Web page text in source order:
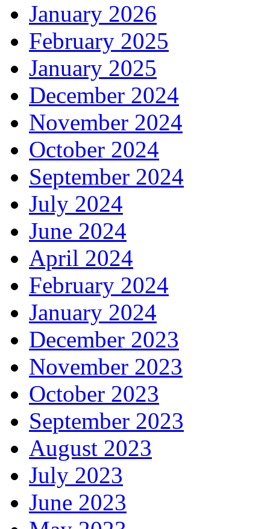
January 2026
February 2025
January 2025
December 2024
November 2024
October 2024
September 2024
July 2024
June 2024
April 2024
February 2024
January 2024
December 2023
November 2023
October 2023
September 2023
August 2023
July 2023
June 2023